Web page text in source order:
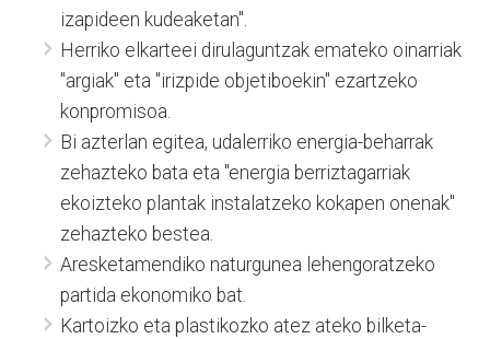
izapideen kudeaketan".
Herriko elkarteei dirulaguntzak emateko oinarriak
"argiak" eta "irizpide objetiboekin" ezartzeko
konpromisoa.
Bi azterlan egitea, udalerriko energia-beharrak
zehazteko bata eta "energia berriztagarriak
ekoizteko plantak instalatzeko kokapen onenak"
zehazteko bestea.
Aresketamendiko naturgunea lehengoratzeko
partida ekonomiko bat.
Kartoizko eta plastikozko atez ateko bilketa-